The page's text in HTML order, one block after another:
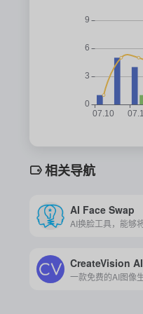
相关导航
AI Face Swap
CreateVision AI